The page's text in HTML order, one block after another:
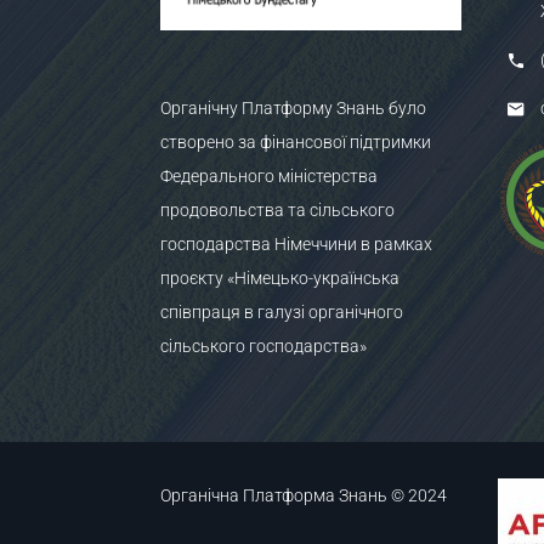
Органічну Платформу Знань було
створено за фінансової підтримки
Федерального міністерства
продовольства та сільського
господарства Німеччини в рамках
проєкту «Німецько-українська
співпраця в галузі органічного
сільського господарства»
Органічна Платформа Знань © 2024